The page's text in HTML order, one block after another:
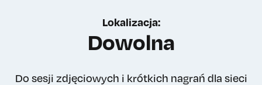
Lokalizacja:
Dowolna
Do sesji zdjęciowych i krótkich nagrań dla sieci